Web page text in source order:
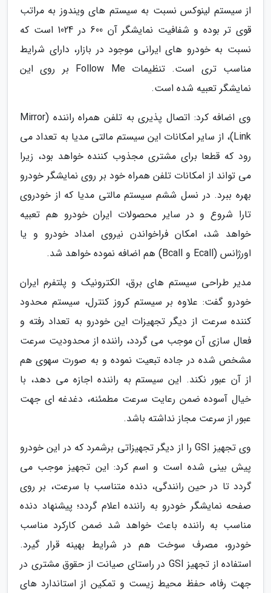
از سیستم لینوکس نسبت به سیستم های ویندوز به مراتب
قوی تر بوده و شفافیت نمایشگر آن 600 در 1024 است که
نسبت به خودرو های ایرانی موجود در بازار، دارای شرایط
مناسب تری است. تنظیمات Follow Me بر روی این
نمایشگر تعبیه شده است.
وی اضافه کرد: اتصال پذیری به تلفن همراه راننده (Mirror
Link)، از سایر امکانات این سیستم مالتی مدیا به تعداد می
رود که قطعا برای مشتری مجذوب کننده خواهد بود، زیرا
می تواند از امکانات تلفن همراه خود بر روی نمایشگر خودرو
بهره ببرد. در نسل ششم سیستم مالتی مدیا که از خودروی
تارا شروع و در سایر محصولات ایران خودرو هم تعبیه
خواهد شد، امکان فراخواندن نیروی امداد خودرو و یا
اورژانس (Ecall و Bcall) هم اضافه نموده خواهد شد.
مدیر طراحی سیستم های برق، الکترونیک و پلتفرم ایران
خودرو گفت: علاوه بر سیستم کروز کنترل، سیستم محدود
کننده سرعت از دیگر تجهیزات این خودرو به تعداد رفته و
فعال سازی آن موجب می گردد، راننده از محدودیت سرعت
مشخص شده در جاده تبعیت نموده و به صورت سهوی هم
از آن عبور نکند. این سیستم به راننده اجازه می دهد، با
خیال آسوده ضمن رعایت سرعت مطمئنه، دغدغه ای جهت
عبور از سرعت مجاز نداشته باشد.
وی تجهیز GSI را از دیگر تجهیزاتی برشمرد که در این خودرو
پیش بینی شده است و اسم کرد: این تجهیز موجب می
گردد تا در حین رانندگی، دنده متناسب با سرعت، بر روی
صفحه نمایشگر خودرو به راننده اعلام گردد؛ پیشنهاد دنده
مناسب به راننده باعث خواهد شد ضمن کارکرد مناسب
خودرو، مصرف سوخت هم در شرایط بهینه قرار گیرد.
استفاده از تجهیز GSI در راستای صیانت از حقوق مشتری در
جهت رفاه، حفظ محیط زیست و تمکین از استاندارد های